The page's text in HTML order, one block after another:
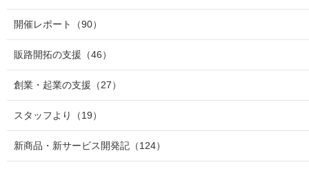
開催レポート （90）
販路開拓の支援 （46）
創業・起業の支援 （27）
スタッフより （19）
新商品・新サービス開発記 （124）